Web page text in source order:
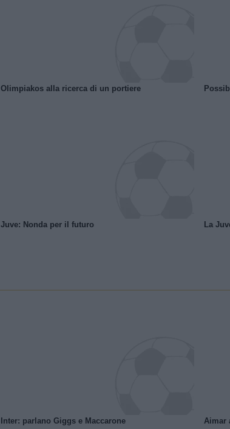
Olimpiakos alla ricerca di un portiere
Juve: Nonda per il futuro La
Inter: parlano Giggs e Maccarone Aimar